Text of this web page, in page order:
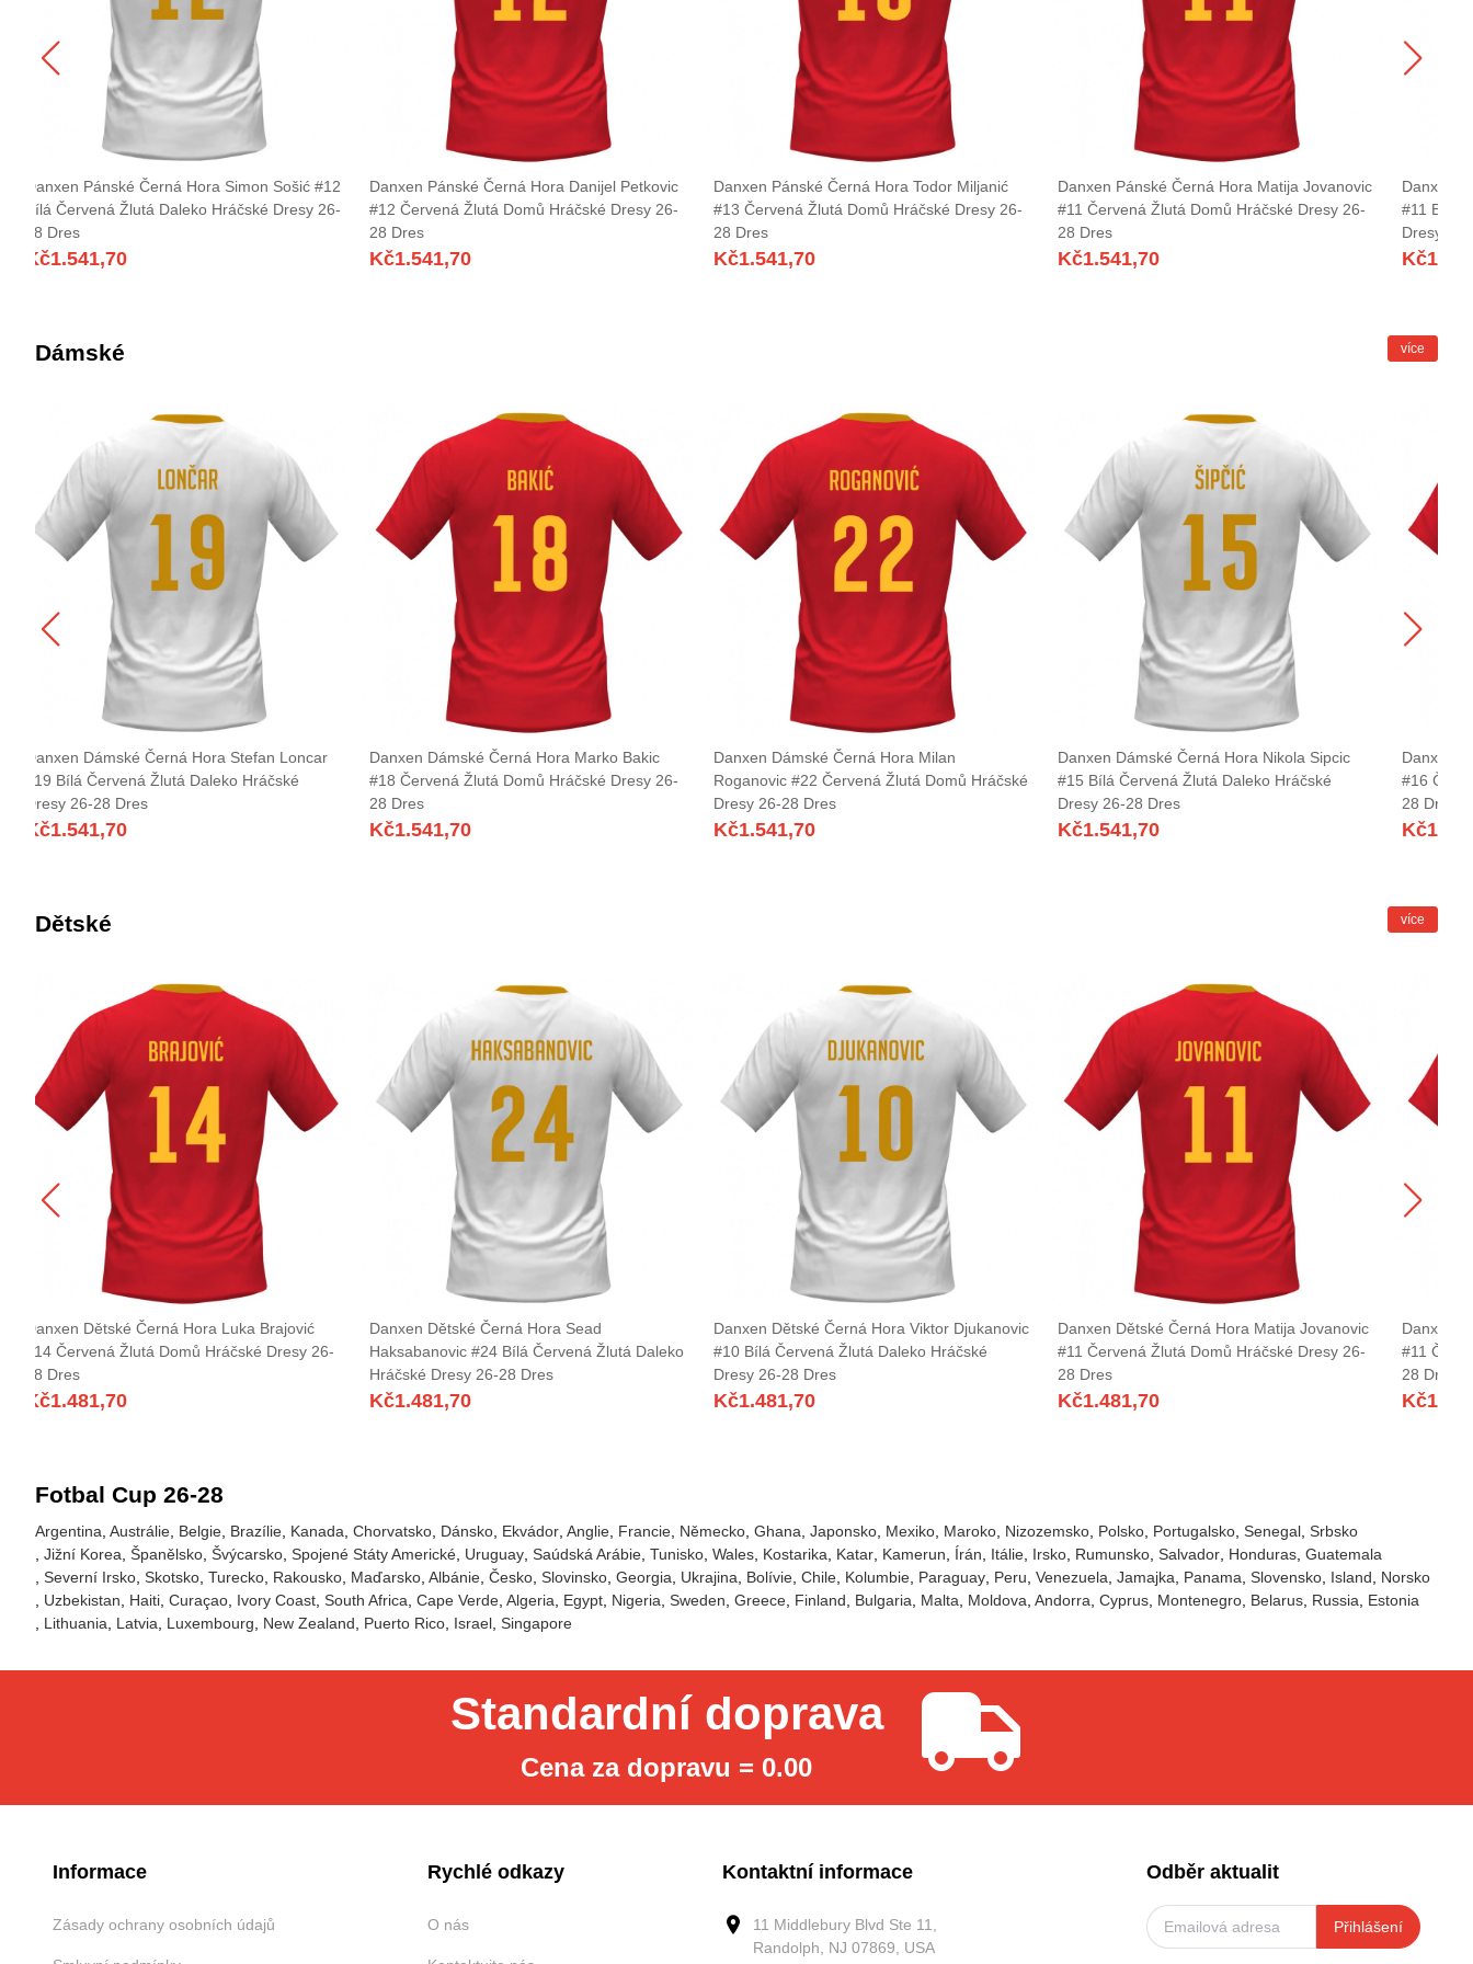
Danxen Pánské Černá Hora Simon Sošić #12
Bílá Červená Žlutá Daleko Hráčské Dresy 26-
28 Dres
Kč1.541,70
Danxen Pánské Černá Hora Danijel Petkovic
#12 Červená Žlutá Domů Hráčské Dresy 26-
28 Dres
Kč1.541,70
Danxen Pánské Černá Hora Todor Miljanić
#13 Červená Žlutá Domů Hráčské Dresy 26-
28 Dres
Kč1.541,70
Danxen Pánské Černá Hora Matija Jovanovic
#11 Červená Žlutá Domů Hráčské Dresy 26-
28 Dres
Kč1.541,70
Danxen
#11 Bílá
Dresy
Kč
Dámské více
Danxen Dámské Černá Hora Stefan Loncar
#19 Bílá Červená Žlutá Daleko Hráčské
Dresy 26-28 Dres
Kč1.541,70
Danxen Dámské Černá Hora Marko Bakic
#18 Červená Žlutá Domů Hráčské Dresy 26-
28 Dres
Kč1.541,70
Danxen Dámské Černá Hora Milan
Roganovic #22 Červená Žlutá Domů Hráčské
Dresy 26-28 Dres
Kč1.541,70
Danxen Dámské Černá Hora Nikola Sipcic
#15 Bílá Červená Žlutá Daleko Hráčské
Dresy 26-28 Dres
Kč1.541,70
Danxen
#16
28 Dres
Kč
Dětské více
Danxen Dětské Černá Hora Luka Brajović
#14 Červená Žlutá Domů Hráčské Dresy 26-
28 Dres
Kč1.481,70
Danxen Dětské Černá Hora Sead
Haksabanovic #24 Bílá Červená Žlutá Daleko
Hráčské Dresy 26-28 Dres
Kč1.481,70
Danxen Dětské Černá Hora Viktor Djukanovic
#10 Bílá Červená Žlutá Daleko Hráčské
Dresy 26-28 Dres
Kč1.481,70
Danxen Dětské Černá Hora Matija Jovanovic
#11 Červená Žlutá Domů Hráčské Dresy 26-
28 Dres
Kč1.481,70
Danxen
#11
28 Dres
Kč
Fotbal Cup 26-28
Argentina Austrálie Belgie Brazílie Kanada Chorvatsko Dánsko Ekvádor Anglie Francie Německo Ghana Japonsko Mexiko Maroko Nizozemsko Polsko Portugalsko Senegal Srbsko
Jižní Korea Španělsko Švýcarsko Spojené Státy Americké Uruguay Saúdská Arábie Tunisko Wales Kostarika Katar Kamerun Írán Itálie Irsko Rumunsko Salvador Honduras Guatemala
Severní Irsko Skotsko Turecko Rakousko Maďarsko Albánie Česko Slovinsko Georgia Ukrajina Bolívie Chile Kolumbie Paraguay Peru Venezuela Jamajka Panama Slovensko Island
Norsko
Uzbekistan
Haiti Curaçao Ivory Coast South Africa Cape Verde Algeria Egypt Nigeria Sweden Greece Finland Bulgaria Malta Moldova Andorra Cyprus Montenegro Belarus Russia
Estonia
Lithuania
Latvia Luxembourg New Zealand Puerto Rico Israel Singapore
Standardní doprava
Cena za dopravu = 0.00
Informace
Zásady ochrany osobních údajů
Rychlé odkazy
O nás
Kontaktní informace
11 Middlebury Blvd Ste 11,
Randolph, NJ 07869, USA
Odběr aktualit
Přihlášení